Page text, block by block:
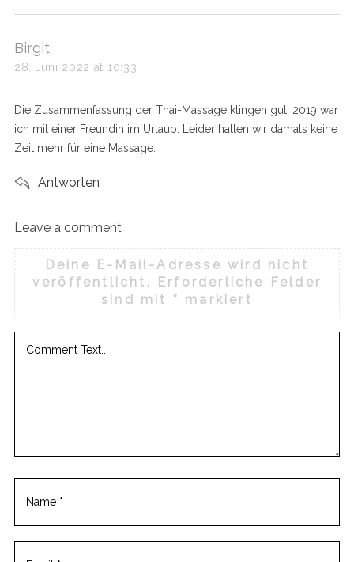
s
a
s
:
Birgit
28. Juni 2022 at 10:33
Die Zusammenfassung der Thai-Massage klingen gut. 2019 war
ich mit einer Freundin im Urlaub. Leider hatten wir damals keine
Zeit mehr für eine Massage.
Antworten
L
e
a
v
e
t
Leave a comment
Deine E-Mail-Adresse wird nicht
veröffentlicht.
Erforderliche Felder
sind mit * markiert